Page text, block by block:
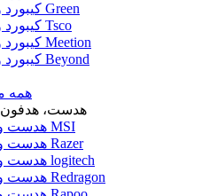
کیبورد و ماوس Green
کیبورد و ماوس Tsco
کیبورد و ماوس Meetion
کیبورد و ماوس Beyond
همه
هدست، هدفون
هدست و هدفون MSI
هدست و هدفون Razer
هدست و هدفون logitech
هدست و هدفون Redragon